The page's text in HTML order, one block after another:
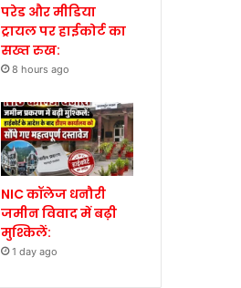
परेड और मीडिया
ट्रायल पर हाईकोर्ट का
सख्त रुख:
8 hours ago
NIC कॉलेज धनौरी
जमीन विवाद में बढ़ी
मुश्किलें:
1 day ago